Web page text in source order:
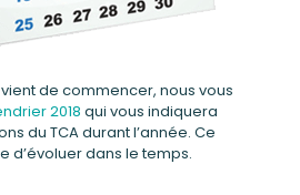
vient de commencer, nous vous
2018 qui vous indiquera
du TCA durant l’année. Ce
d’évoluer dans le temps.